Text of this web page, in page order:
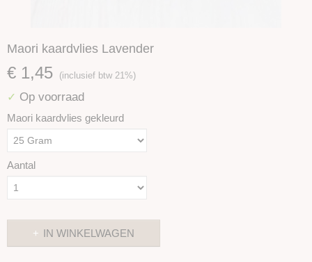
Maori kaardvlies Lavender
€ 1,45 (inclusief btw 21%)
✓ Op voorraad
Maori kaardvlies gekleurd
Aantal
IN WINKELWAGEN